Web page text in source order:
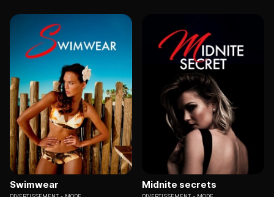
Swimwear Midnite secrets